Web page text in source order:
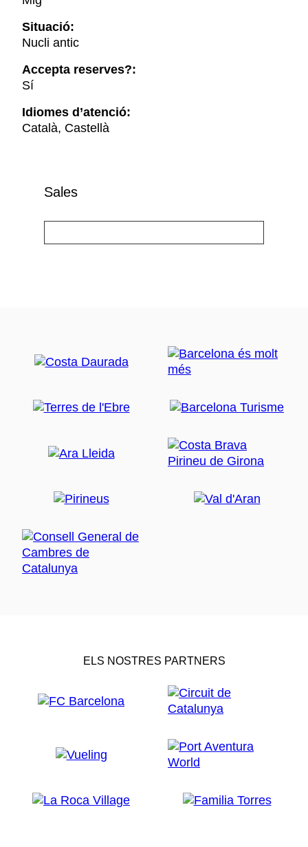
Situació:
Nucli antic
Accepta reserves?:
Sí
Idiomes d’atenció:
Català, Castellà
Sales
ELS NOSTRES PARTNERS